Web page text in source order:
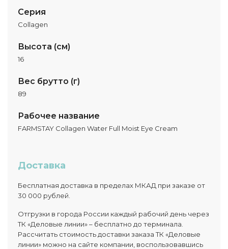
Серия
Collagen
Высота (см)
16
Вес брутто (г)
89
Рабочее название
FARMSTAY Collagen Water Full Moist Eye Cream
Доставка
Бесплатная доставка в пределах МКАД при заказе от
30 000 рублей.
Отгрузки в города России каждый рабочий день через
ТК «Деловые линии» – бесплатно до терминала.
Рассчитать стоимость доставки заказа ТК «Деловые
линии» можно на сайте компании, воспользовавшись